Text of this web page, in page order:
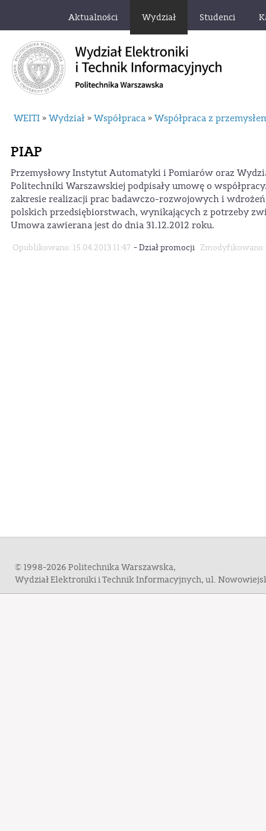
Aktualności Wydział Studenci
WEITI » Wydział » Współpraca » Współpraca z
PIAP
Przemysłowy Instytut Automatyki i Pomiarów oraz
Politechniki Warszawskiej podpisały umowę o
zakresie realizacji prac badawczo-rozwojowych i
polskich przedsiębiorstwach, wynikających z potrzeby
Umowa zawierana jest do dnia 31.12.2012 roku.
Opublikowano: 15.04.2013 11:47 -Dział promocji Zmodyfikowano:
© 1998-2026 Politechnika Warszawska,
Wydział Elektroniki i Technik Informacyjnych, ul.